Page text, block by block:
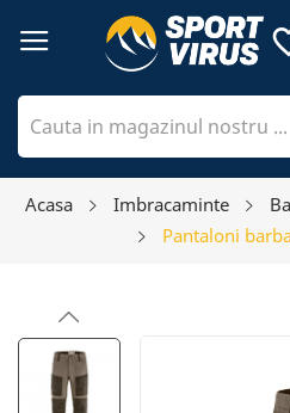
Acasa Imbracaminte
Pantaloni